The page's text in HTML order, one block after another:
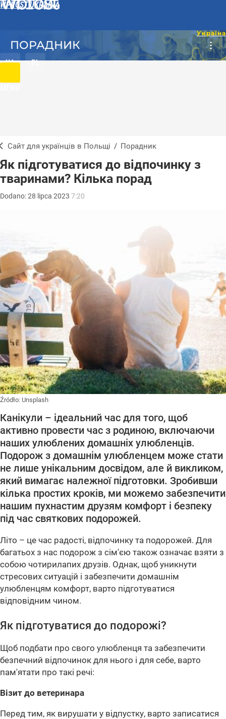
WPROST UKRAINA
UA PL
ПОРАДНИК
Сайт для українців в Польщі / Порадник
Як підготуватися до відпочинку з
тваринами? Кілька порад
Dodano:28 lipca 2023 7:20
Źródło: Unsplash
Канікули – ідеальний час для того, щоб
активно провести час з родиною, включаючи
наших улюблених домашніх улюбленців.
Подорож з домашнім улюбленцем може стати
не лише унікальним досвідом, але й викликом,
який вимагає належної підготовки. Зробивши
кілька простих кроків, ми можемо забезпечити
нашим пухнастим друзям комфорт і безпеку
під час святкових подорожей.
Літо – це час радості, відпочинку та подорожей. Для
багатьох з нас подорож з сім'єю також означає взяти з
собою чотирилапих друзів. Однак, щоб уникнути
стресових ситуацій і забезпечити домашнім
улюбленцям комфорт, варто підготуватися
відповідним чином.
Як підготуватися до подорожі?
Щоб подбати про свого улюбленця та забезпечити
безпечний відпочинок для нього і для себе, варто
пам'ятати про такі речі:
Візит до ветеринара
Перед тим, як вирушати у відпустку, варто записатися